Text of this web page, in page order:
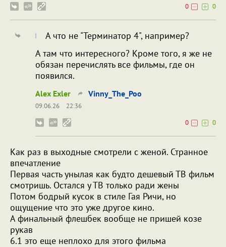
0
0
А что не "Терминатор 4", например?
А там что интересного? Кроме того, я же не
обязан перечислять все фильмы, где он
появился.
Alex Exler Vinny_The_Poo
09.06.26
22:36
0
0
Как раз в выходные смотрели с женой. Странное
впечатление
Первая часть унылая как будто дешевый ТВ фильм
смотришь. Остался у ТВ только ради жены
Потом бодрый кусок в стиле Гая Ричи, но
ощущение что это уже другое кино.
А финальный флешбек вообще не пришей козе
рукав
6.1 это еще неплохо для этого фильма